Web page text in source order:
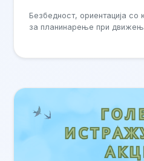
Безбедност, ориентација
за планинарење при